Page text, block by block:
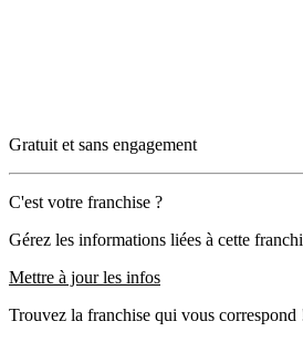
Gratuit et sans engagement
C'est votre franchise ?
Gérez les informations liées à cette
Mettre à jour les infos
Trouvez la franchise qui vous correspond